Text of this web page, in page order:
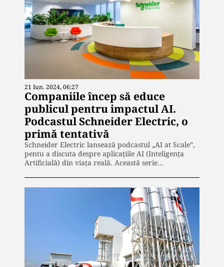
21 Iun. 2024, 06:27
Companiile încep să educe
publicul pentru impactul AI.
Podcastul Schneider Electric, o
primă tentativă
Schneider Electric lansează podcastul „AI at Scale”,
pentu a discuta despre aplicațiile AI (Inteligența
Artificială) din viața reală. Această serie…